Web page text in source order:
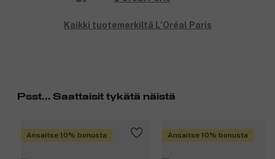
Kaikki tuotemerkiltä L'Oréal Paris
Psst... Saattaisit tykätä näistä
Ansaitse 10% bonusta Ansaitse 10% bonusta